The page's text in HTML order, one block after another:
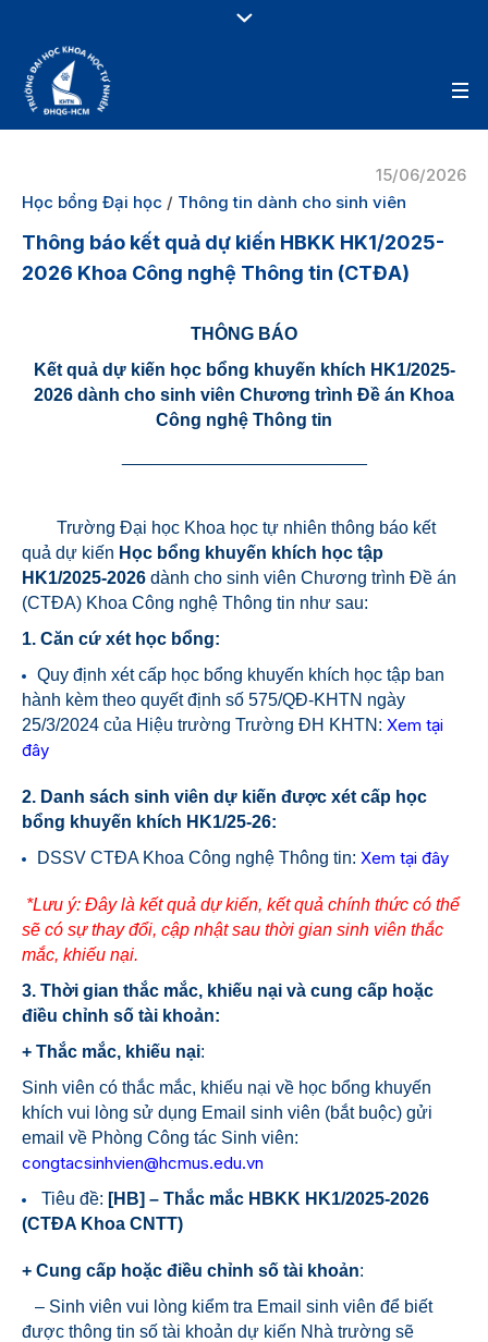
15/06/2026
Học bổng Đại học / Thông tin dành cho sinh viên
Thông báo kết quả dự kiến HBKK HK1/2025-
2026 Khoa Công nghệ Thông tin (CTĐA)
THÔNG BÁO
Kết quả dự kiến học bổng khuyến khích HK1/2025-
2026 dành cho sinh viên Chương trình Đề án Khoa
Công nghệ Thông tin
Trường Đại học Khoa học tự nhiên thông báo kết
quả dự kiến Học bổng khuyến khích học tập
HK1/2025-2026 dành cho sinh viên Chương trình Đề án
(CTĐA) Khoa Công nghệ Thông tin như sau:
1. Căn cứ xét học bổng:
Quy định xét cấp học bổng khuyến khích học tập ban
hành kèm theo quyết định số 575/QĐ-KHTN ngày
25/3/2024 của Hiệu trường Trường ĐH KHTN: Xem tại
đây
2. Danh sách sinh viên dự kiến được xét cấp học
bổng khuyến khích HK1/25-26:
DSSV CTĐA Khoa Công nghệ Thông tin: Xem tại đây
*Lưu ý: Đây là kết quả dự kiến, kết quả chính thức có thể
sẽ có sự thay đổi, cập nhật sau thời gian sinh viên thắc
mắc, khiếu nại.
3. Thời gian thắc mắc, khiếu nại và cung cấp hoặc
điều chỉnh số tài khoản:
+ Thắc mắc, khiếu nại:
Sinh viên có thắc mắc, khiếu nại về học bổng khuyến
khích vui lòng sử dụng Email sinh viên (bắt buộc) gửi
email về Phòng Công tác Sinh viên:
congtacsinhvien@hcmus.edu.vn
Tiêu đề: [HB] – Thắc mắc HBKK HK1/2025-2026
(CTĐA Khoa CNTT)
+ Cung cấp hoặc điều chỉnh số tài khoản:
– Sinh viên vui lòng kiểm tra Email sinh viên để biết
được thông tin số tài khoản dự kiến Nhà trường sẽ